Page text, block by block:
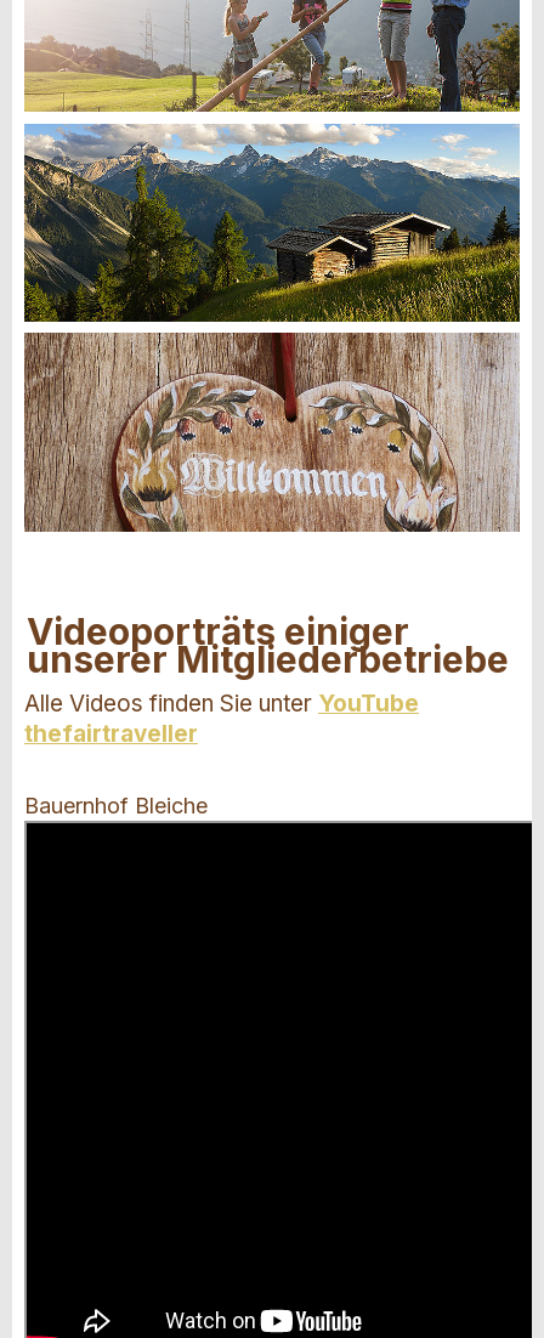
Videoporträts einiger
unserer Mitgliederbetriebe
Alle Videos finden Sie unter YouTube
thefairtraveller
Bauernhof Bleiche